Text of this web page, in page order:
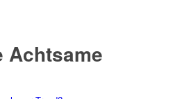
Achtsame